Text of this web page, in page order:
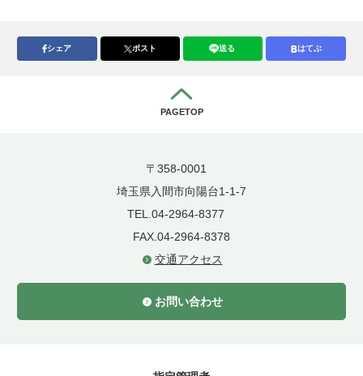
シェア ポスト 送る はてぶ
PAGETOP
〒358-0001
埼玉県入間市向陽台1-1-7
TEL.04-2964-8377
FAX.04-2964-8378
交通アクセス
お問い合わせ